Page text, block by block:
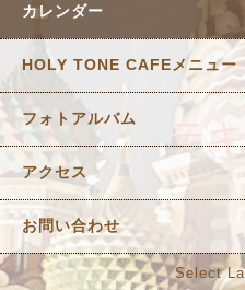
カレンダー
HOLY TONE CAFEメニュー
フォトアルバム
アクセス
お問い合わせ
Select